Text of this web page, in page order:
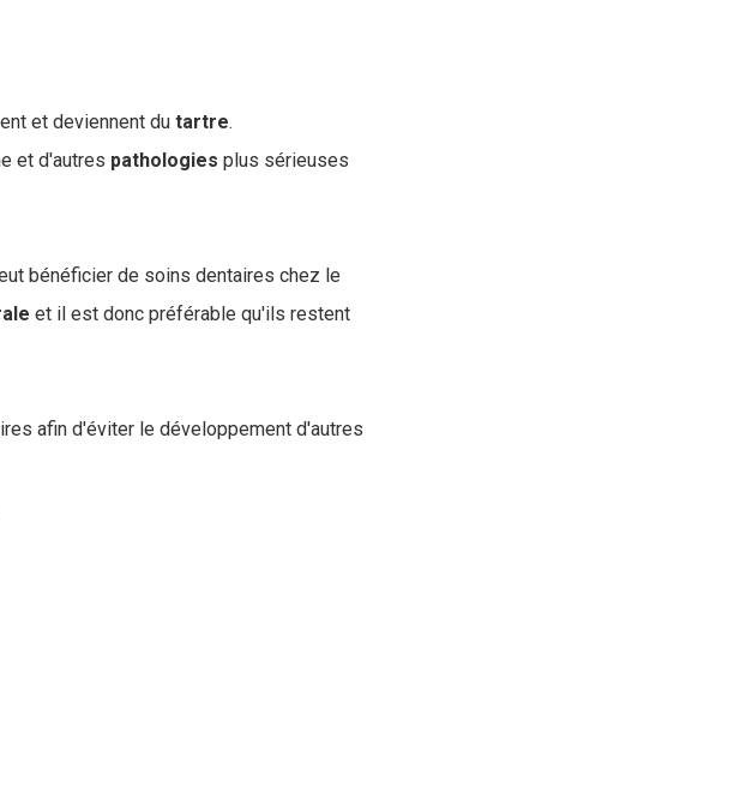
et deviennent du tartre.
et d'autres pathologies plus sérieuses
bénéficier de soins dentaires chez le
et il est donc préférable qu'ils restent
afin d'éviter le développement d'autres